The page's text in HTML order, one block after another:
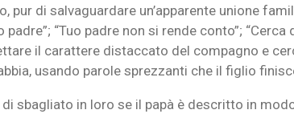
di salvaguardare un’apparente unione
“Tuo padre non si rende conto”;
il carattere distaccato del compagno e
usando parole sprezzanti che il figlio
sbagliato in loro se il papà è descritto in